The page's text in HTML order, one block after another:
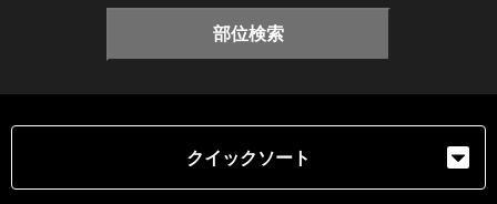
部位検索
クイックソート